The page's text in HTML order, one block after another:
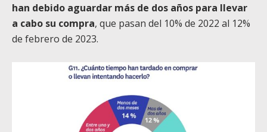
han debido aguardar más de dos años para llevar
a cabo su compra, que pasan del 10% de 2022 al 12%
de febrero de 2023.